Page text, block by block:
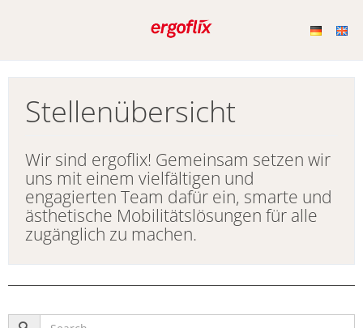
Stellenübersicht
Wir sind ergoflix! Gemeinsam setzen wir
uns mit einem vielfältigen und
engagierten Team dafür ein, smarte und
ästhetische Mobilitätslösungen für alle
zugänglich zu machen.